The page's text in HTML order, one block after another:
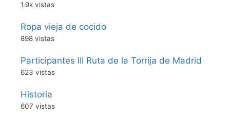
1.9k vistas
Ropa vieja de cocido
898 vistas
Participantes III Ruta de la Torrija de Madrid
623 vistas
Historia
607 vistas